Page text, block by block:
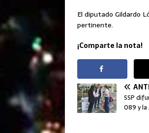
El diputado Gildardo
pertinente.
¡Comparte la nota!
SSP
089 y la